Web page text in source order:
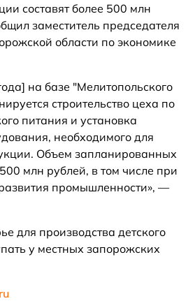
составят более 500 млн
заместитель председателя
области по экономике
на базе "Мелитопольского
строительство цеха по
питания и установка
необходимого для
Объем запланированных
млн рублей, в том числе при
промышленности», —
для производства детского
у местных запорожских